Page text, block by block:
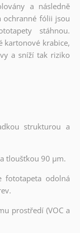
a následně
ochranné fólii jsou
stáhnou.
kartonové krabice,
a sníží tak riziko
strukturou a
tloušťkou 90 µm.
fototapeta odolná
prostředí (VOC a